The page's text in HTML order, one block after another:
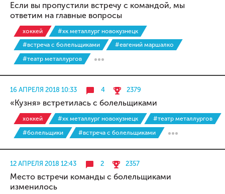
Если вы пропустили встречу с командой, мы
ответим на главные вопросы
хоккей
#хк металлург новокузнецк
#встреча с болельщиками
#евгений маршалко
#театр металлургов
16 АПРЕЛЯ 2018 10:33 4 2379
«Кузня» встретилась с болельщиками
хоккей #хк металлург новокузнецк
#театр металлургов
#болельщики
#встреча с болельщиками
12 АПРЕЛЯ 2018 12:43 2 2357
Место встречи команды с болельщиками
изменилось